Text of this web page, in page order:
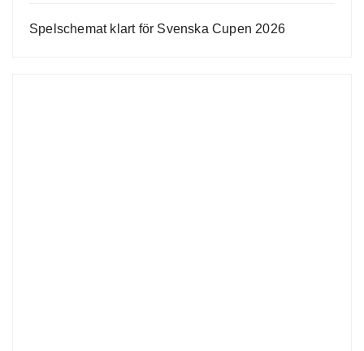
Spelschemat klart för Svenska Cupen 2026